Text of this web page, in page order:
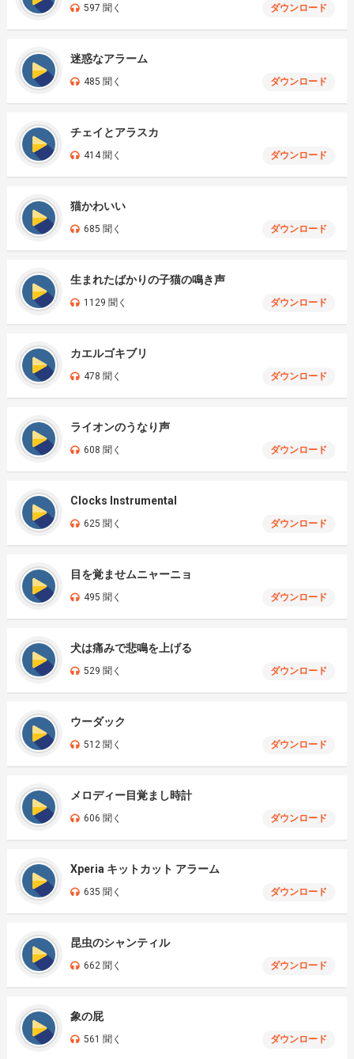
597 聞く ダウンロード
迷惑なアラーム
485 聞く ダウンロード
チェイとアラスカ
414 聞く ダウンロード
猫かわいい
685 聞く ダウンロード
生まれたばかりの子猫の鳴き声
1129 聞く ダウンロード
カエルゴキブリ
478 聞く ダウンロード
ライオンのうなり声
608 聞く ダウンロード
Clocks Instrumental
625 聞く ダウンロード
目を覚ませムニャーニョ
495 聞く ダウンロード
犬は痛みで悲鳴を上げる
529 聞く ダウンロード
ウーダック
512 聞く ダウンロード
メロディー目覚まし時計
606 聞く ダウンロード
Xperia キットカット アラーム
635 聞く ダウンロード
昆虫のシャンティル
662 聞く ダウンロード
象の屁
561 聞く ダウンロード